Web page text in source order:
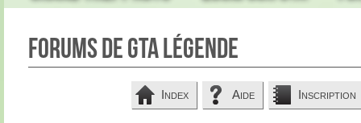
Forums de GTA Légende
Index Aide Inscription